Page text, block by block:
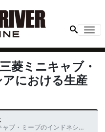
菱ミニキャブ・
における生産
のインドネシアにおける生産が決定